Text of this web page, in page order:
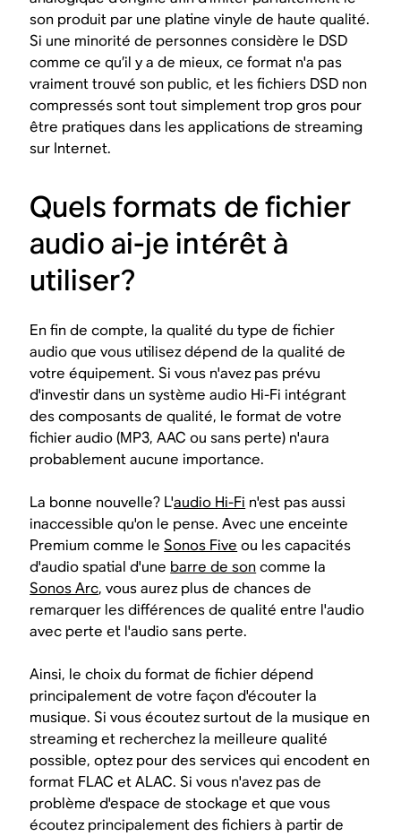
son produit par une platine vinyle de haute qualité.
Si une minorité de personnes considère le DSD
comme ce qu’il y a de mieux, ce format n'a pas
vraiment trouvé son public, et les fichiers DSD non
compressés sont tout simplement trop gros pour
être pratiques dans les applications de streaming
sur Internet.
Quels formats de fichier
audio ai-je intérêt à
utiliser?
En fin de compte, la qualité du type de fichier
audio que vous utilisez dépend de la qualité de
votre équipement. Si vous n'avez pas prévu
d'investir dans un système audio Hi-Fi intégrant
des composants de qualité, le format de votre
fichier audio (MP3, AAC ou sans perte) n'aura
probablement aucune importance.
La bonne nouvelle? L'audio Hi-Fi n'est pas aussi
inaccessible qu'on le pense. Avec une enceinte
Premium comme leSonos Five ou les capacités
d'audio spatial d'une barre de soncomme la
Sonos Arc, vous aurez plus de chances de
remarquer les différences de qualité entre l'audio
avec perte et l'audio sans perte.
Ainsi, le choix du format de fichier dépend
principalement de votre façon d'écouter la
musique. Si vous écoutez surtout de la musique en
streaming et recherchez la meilleure qualité
possible, optez pour des services qui encodent en
format FLAC et ALAC. Si vous n'avez pas de
problème d'espace de stockage et que vous
écoutez principalement des fichiers à partir de